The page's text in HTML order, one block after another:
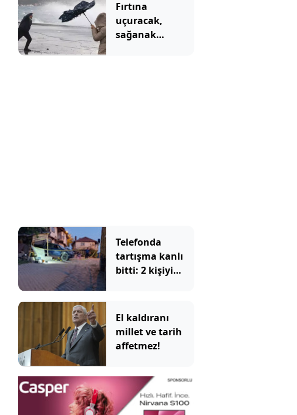
anında uçuyor
Fırtına
uçuracak,
sağanak
Telefonda
tartışma kanlı
bitti: 2 kişiyi
El kaldıranı
millet ve tarih
affetmez!